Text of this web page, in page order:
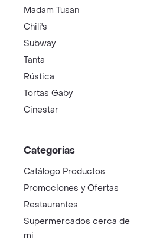
Madam Tusan
Chili's
Subway
Tanta
Rústica
Tortas Gaby
Cinestar
Categorías
Catálogo Productos
Promociones y Ofertas
Restaurantes
Supermercados cerca de
mi